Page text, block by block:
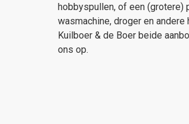
hobbyspullen, of een (grotere)
wasmachine, droger en
Kuilboer & de Boer beide
ons op.